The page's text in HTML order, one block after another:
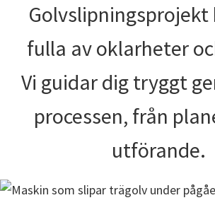
Golvslipningsprojekt
fulla av oklarheter
Vi guidar dig tryggt
processen, från
utförande.